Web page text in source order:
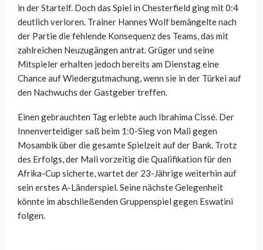
in der Startelf. Doch das Spiel in Chesterfield ging mit 0:4
deutlich verloren. Trainer Hannes Wolf bemängelte nach
der Partie die fehlende Konsequenz des Teams, das mit
zahlreichen Neuzugängen antrat. Grüger und seine
Mitspieler erhalten jedoch bereits am Dienstag eine
Chance auf Wiedergutmachung, wenn sie in der Türkei auf
den Nachwuchs der Gastgeber treffen.
Einen gebrauchten Tag erlebte auch Ibrahima Cissé. Der
Innenverteidiger saß beim 1:0-Sieg von Mali gegen
Mosambik über die gesamte Spielzeit auf der Bank. Trotz
des Erfolgs, der Mali vorzeitig die Qualifikation für den
Afrika-Cup sicherte, wartet der 23-Jährige weiterhin auf
sein erstes A-Länderspiel. Seine nächste Gelegenheit
könnte im abschließenden Gruppenspiel gegen Eswatini
folgen.